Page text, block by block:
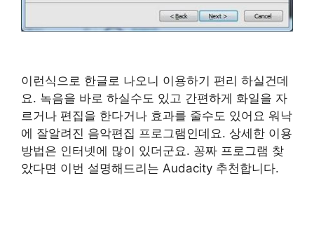
이런식으로 한글로 나오니 이용하기 편리 하실건데
요. 녹음을 바로 하실수도 있고 간편하게 화일을 자
르거나 편집을 한다거나 효과를 줄수도 있어요 워낙
에 잘알려진 음악편집 프로그램인데요. 상세한 이용
방법은 인터넷에 많이 있더군요. 꽁짜 프로그램 찾
았다면 이번 설명해드리는 Audacity 추천합니다.